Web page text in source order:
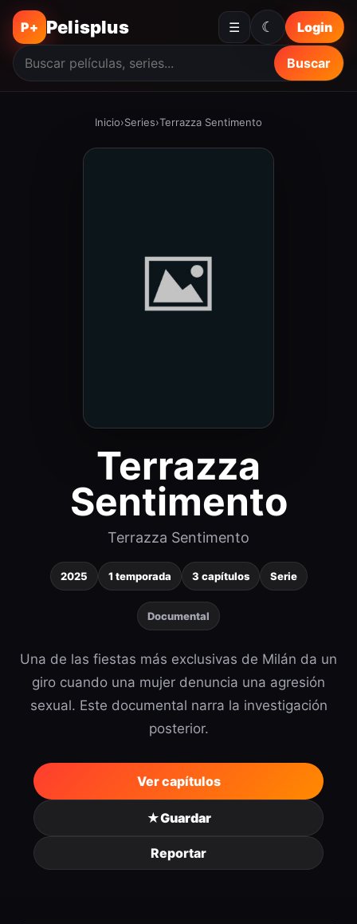
P+ Pelisplus ☰
Buscar
Login
☾
Inicio›Series›Terrazza Sentimento
Terrazza
Sentimento
Terrazza Sentimento
2025 1 temporada 3 capítulos Serie
Documental
Una de las fiestas más exclusivas de Milán da un
giro cuando una mujer denuncia una agresión
sexual. Este documental narra la investigación
posterior.
Ver capítulos
★Guardar
Reportar